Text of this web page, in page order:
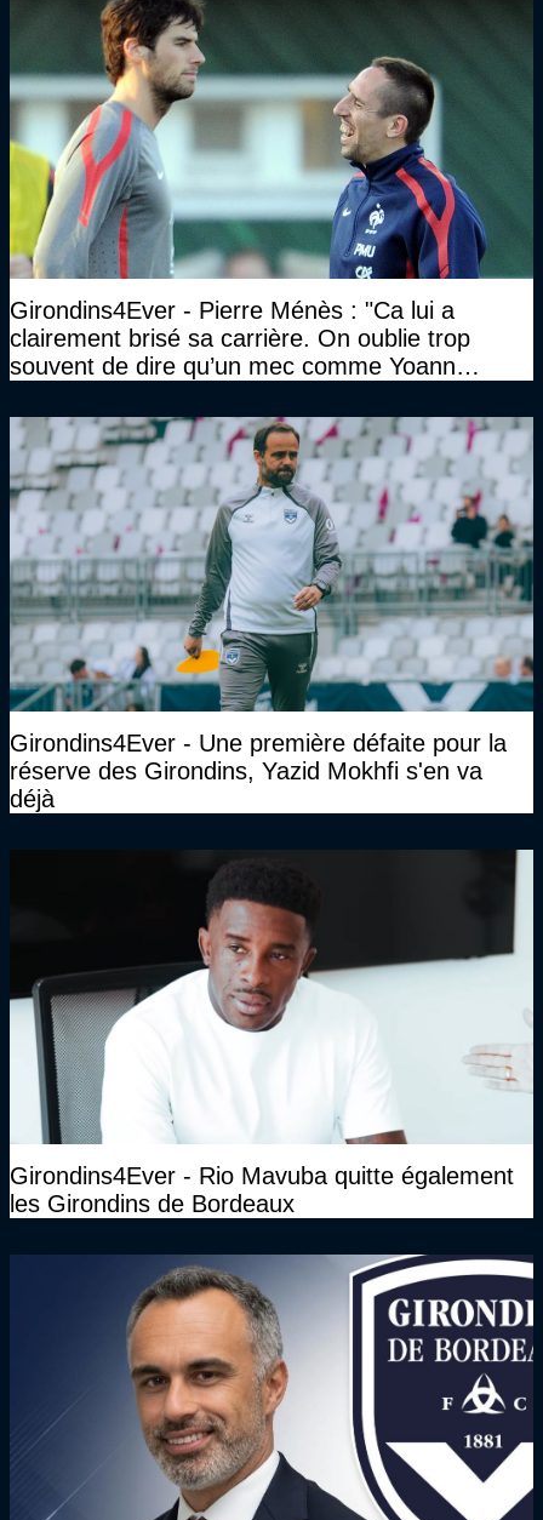
Girondins4Ever - Pierre Ménès : "Ca lui a
clairement brisé sa carrière. On oublie trop
souvent de dire qu’un mec comme Yoann
Girondins4Ever - Une première défaite pour la
réserve des Girondins, Yazid Mokhfi s'en va
déjà
Girondins4Ever - Rio Mavuba quitte également
les Girondins de Bordeaux